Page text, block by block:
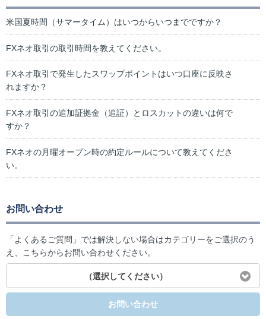
米国夏時間（サマータイム）はいつからいつまでですか？
FXネオ取引の取引時間を教えてください。
FXネオ取引で発生したスワップポイントはいつ口座に反映さ
れますか？
FXネオ取引の追加証拠金（追証）とロスカットの違いは何で
すか？
FXネオの月曜オープン時の約定ルールについて教えてくださ
い。
お問い合わせ
「よくあるご質問」では解決しない場合はカテゴリーをご選択のう
え、こちらからお問い合わせください。
（選択してください）
お問い合わせ